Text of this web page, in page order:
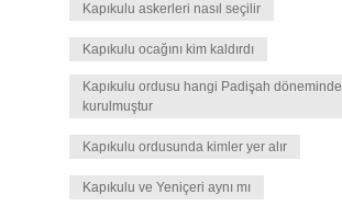
Kapıkulu askerleri nasıl seçilir
Kapıkulu ocağını kim kaldırdı
Kapıkulu ordusu hangi Padişah döneminde
kurulmuştur
Kapıkulu ordusunda kimler yer alır
Kapıkulu ve Yeniçeri aynı mı